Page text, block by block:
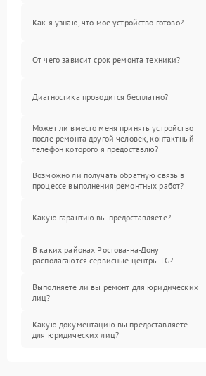
Как я узнаю, что мое устройство готово?
От чего зависит срок ремонта техники?
Диагностика проводится бесплатно?
Может ли вместо меня принять устройство
после ремонта другой человек, контактный
телефон которого я предоставлю?
Возможно ли получать обратную связь в
процессе выполнения ремонтных работ?
Какую гарантию вы предоставляете?
В каких районах Ростова-на-Дону
располагаются сервисные центры LG?
Выполняете ли вы ремонт для юридических
лиц?
Какую документацию вы предоставляете
для юридических лиц?